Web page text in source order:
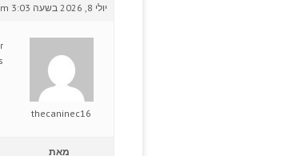
יולי 8, 2026 בשעה 3:03 am
thecaninec16
מאת